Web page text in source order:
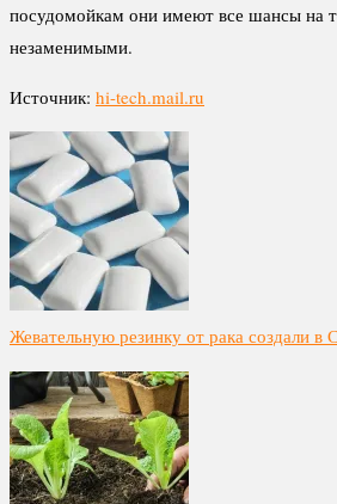
посудомойкам они имеют все шансы на
незаменимыми.
Источник: hi-tech.mail.ru
Жевательную резинку от рака создали